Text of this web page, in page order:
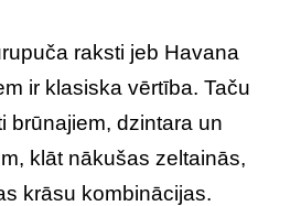
raksti jeb Havana
ir klasiska vērtība. Taču
brūnajiem, dzintara un
klāt nākušas zeltainās,
krāsu kombinācijas.